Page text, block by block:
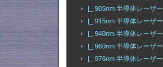
|_ 905nm 半導体レーザー
|_ 915nm 半導体レーザー
|_ 940nm 半導体レーザー
|_ 960nm 半導体レーザー
|_ 976nm 半導体レーザー